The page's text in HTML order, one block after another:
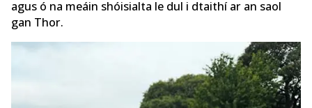
agus ó na meáin shóisialta le dul i dtaithí ar an saol
gan Thor.